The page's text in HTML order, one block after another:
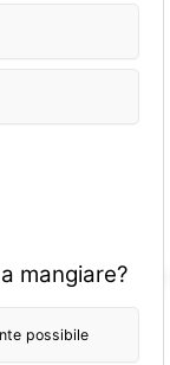
mangiare?
possibile